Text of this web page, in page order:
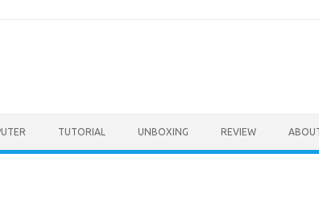
TUTORIAL UNBOXING REVIEW